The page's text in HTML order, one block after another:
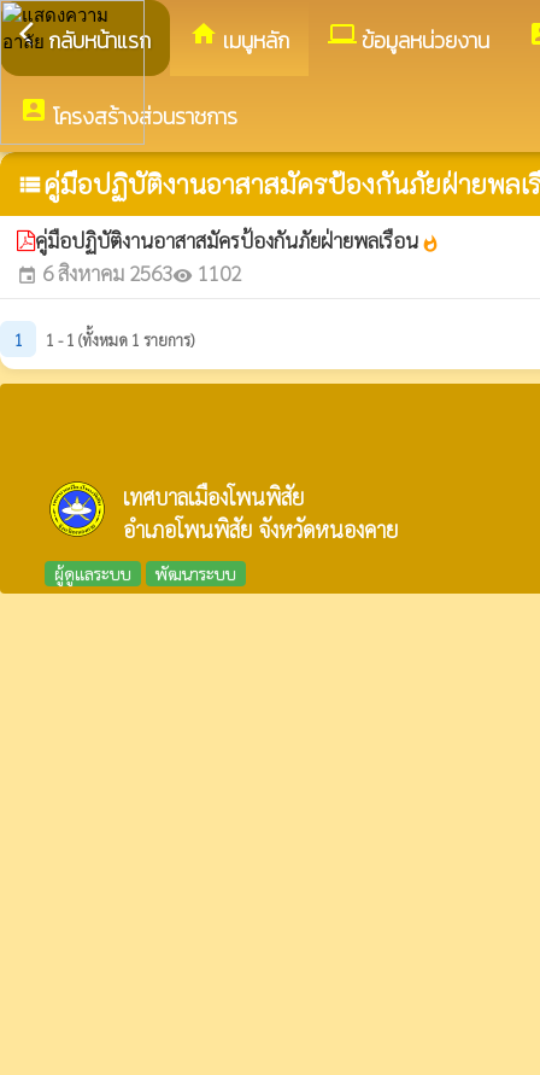
arrow_back_ios กลับหน้าแรก home เมนูหลัก computerข้อมูลหน่วยงาน
account_box โครงสร้างส่วนราชการ
view_listคู่มือปฏิบัติงานอาสาสมัครป้องกันภัยฝ่ายพลเ
คู่มือปฏิบัติงานอาสาสมัครป้องกันภัยฝ่ายพลเรือน whatshot
event 6 สิงหาคม 2563visibility 1102
1 1 - 1 (ทั้งหมด 1 รายการ)
เทศบาลเมืองโพนพิสัย
อำเภอโพนพิสัย จังหวัดหนองคาย
ผู้ดูแลระบบ พัฒนาระบบ